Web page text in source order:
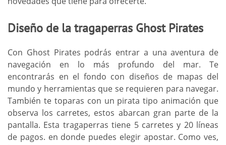
Diseño de la tragaperras Ghost Pirates
Con Ghost Pirates podrás entrar a una aventura de
navegación en lo más profundo del mar. Te
encontrarás en el fondo con diseños de mapas del
mundo y herramientas que se requieren para navegar.
También te toparas con un pirata tipo animación que
observa los carretes, estos abarcan gran parte de la
pantalla. Esta tragaperras tiene 5 carretes y 20 líneas
de pagos. en donde puedes elegir apostar. Como ves,